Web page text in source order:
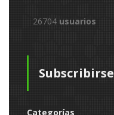
26704 usuarios
Subscribirse
Categorías